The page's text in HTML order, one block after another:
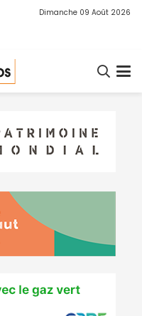
Dimanche 09 Août 2026